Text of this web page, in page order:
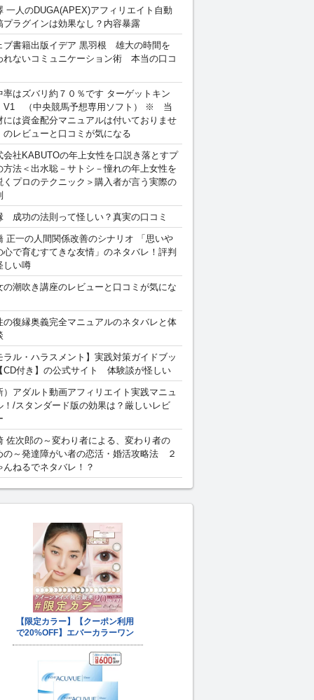
一人のDUGA(APEX)アフィリエイト自動
プラグインは効果なし？内容暴露
ブ書籍出版イデア 黒羽根 雄大の時間を
れないコミュニケーション術 本当の口コ
率はズバリ約７０％です ターゲットキン
（中央競馬予想専用ソフト） ※ 当
には資金配分マニュアルは付いておりませ
のレビューと口コミが気になる
会社KABUTOの年上女性を口説き落とすプ
方法＜出水聡－サトシ－憧れの年上女性を
くプロのテクニック＞購入者が言う実際の
成功の法則って怪しい？真実の口コミ
正一の人間関係改善のシナリオ 「思いや
心で育むすてきな友情」のネタバレ！評判
しい噂
の潮吹き講座のレビューと口コミが気にな
の復縁奥義完全マニュアルのネタバレと体
ラル・ハラスメント】実践対策ガイドブッ
CD付き】の公式サイト 体験談が怪しい
）アダルト動画アフィリエイト実践マニュ
！/スタンダード版の効果は？厳しいレビ
佐次郎の～変わり者による、変わり者の
の～発達障がい者の恋活・婚活攻略法 ２
んねるでネタバレ！？